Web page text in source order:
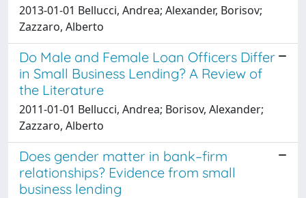
2013-01-01 Bellucci, Andrea; Alexander, Borisov;
Zazzaro, Alberto
Do Male and Female Loan Officers Differ
in Small Business Lending? A Review of
the Literature
2011-01-01 Bellucci, Andrea; Borisov, Alexander;
Zazzaro, Alberto
Does gender matter in bank–firm
relationships? Evidence from small
business lending